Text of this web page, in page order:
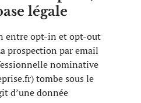
légale
entre opt-in et opt-out
prospection par email
nominative
) tombe sous le
d’une donnée